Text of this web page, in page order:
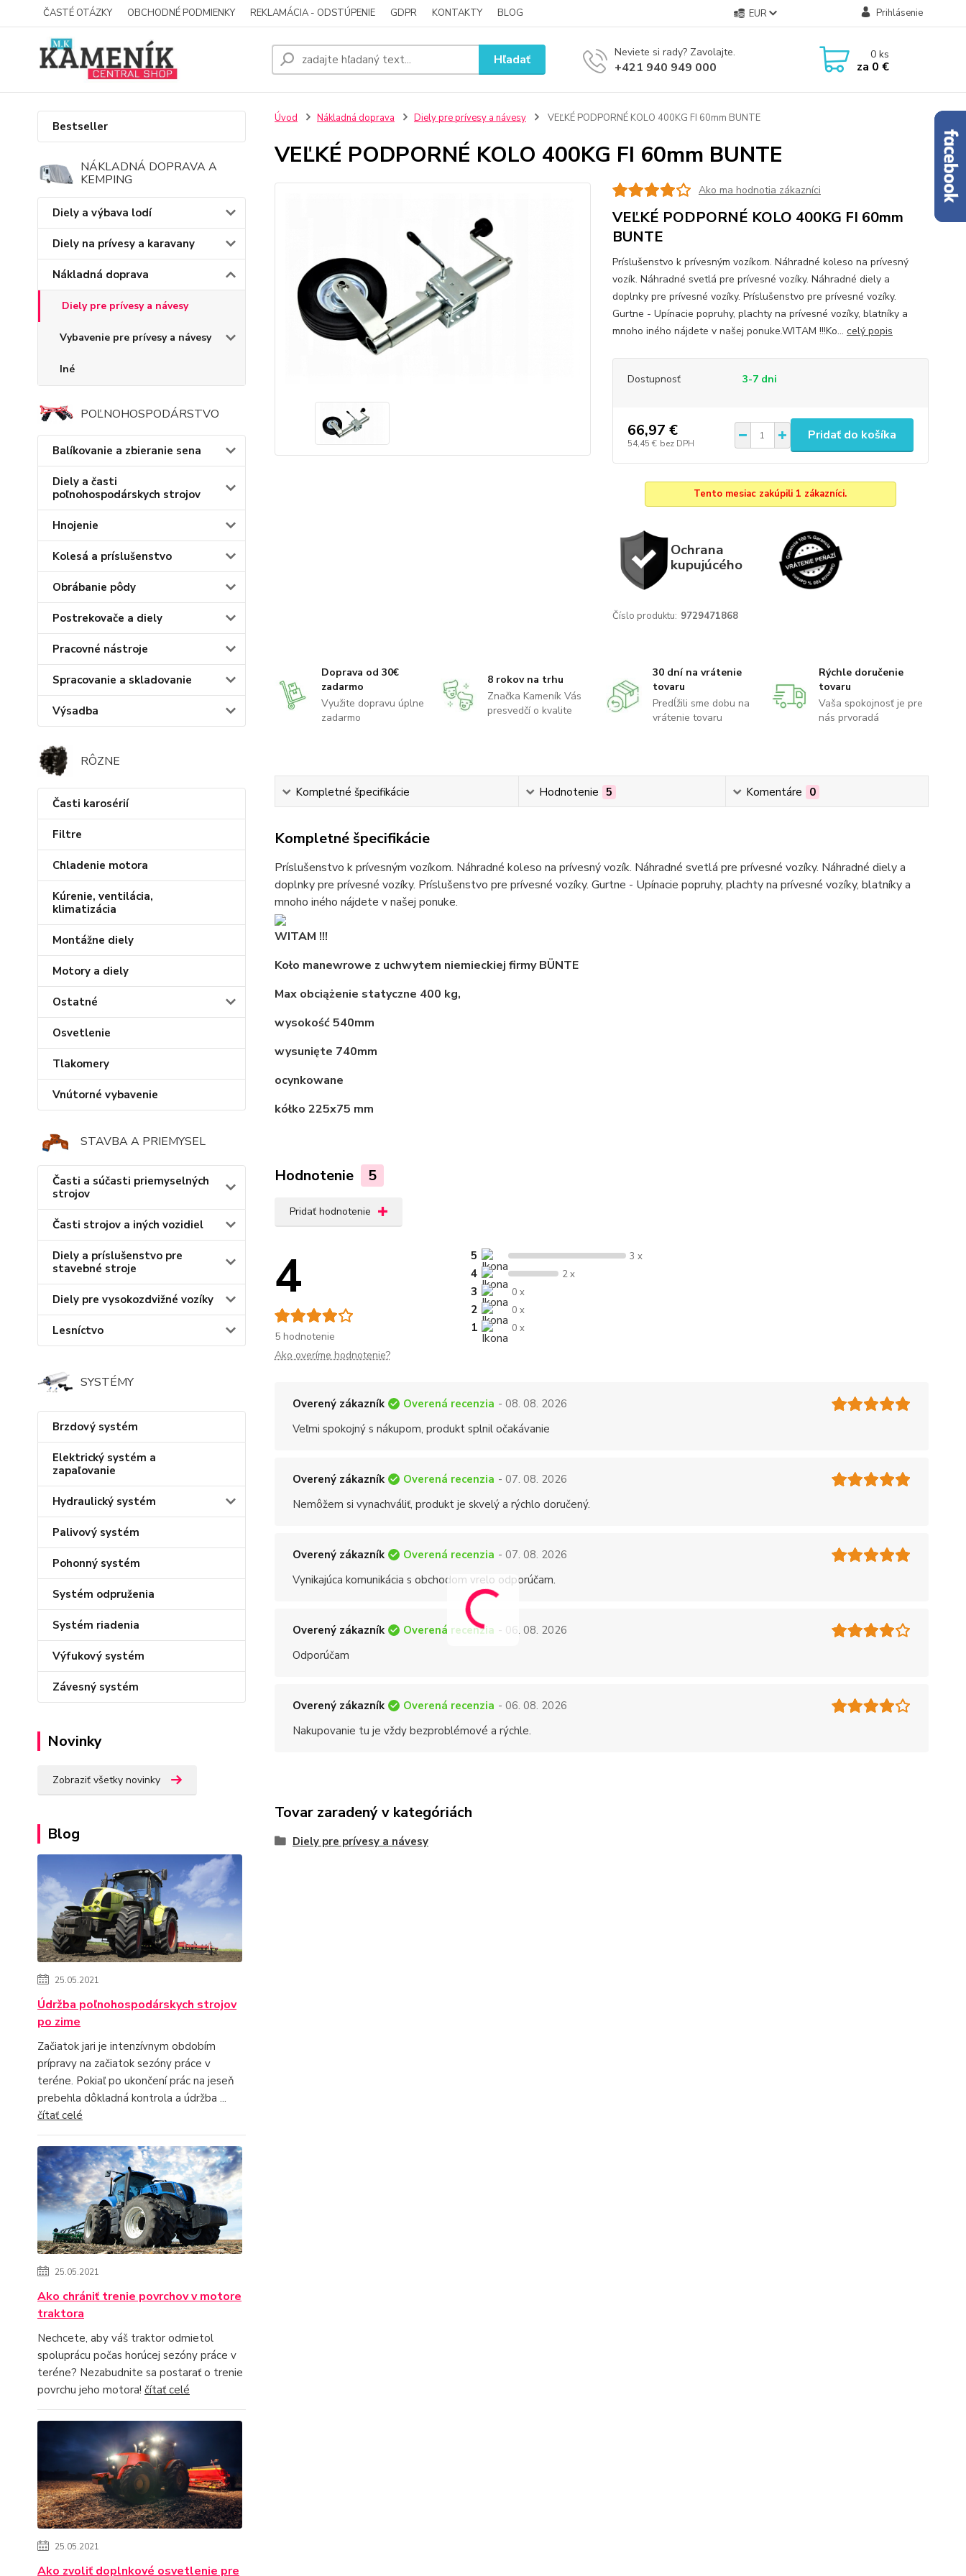
ČASTÉ OTÁZKY OBCHODNÉ PODMIENKY REKLAMÁCIA - ODSTÚPENIE GDPR KONTAKTY BLOG EUR Prihlásenie
Hľadať Neviete si rady? Zavolajte.
+421 940 949 000
0ks
za 0 €
Bestseller
NÁKLADNÁ DOPRAVA A
KEMPING
Diely a výbava lodí
Diely na prívesy a karavany
Nákladná doprava
Diely pre prívesy a návesy
Vybavenie pre prívesy a návesy
Iné
POĽNOHOSPODÁRSTVO
Balíkovanie a zbieranie sena
Diely a časti
poľnohospodárskych strojov
Hnojenie
Kolesá a príslušenstvo
Obrábanie pôdy
Postrekovače a diely
Pracovné nástroje
Spracovanie a skladovanie
Výsadba
RÔZNE
Časti karosérií
Filtre
Chladenie motora
Kúrenie, ventilácia,
klimatizácia
Montážne diely
Motory a diely
Ostatné
Osvetlenie
Tlakomery
Vnútorné vybavenie
STAVBA A PRIEMYSEL
Časti a súčasti priemyselných
strojov
Časti strojov a iných vozidiel
Diely a príslušenstvo pre
stavebné stroje
Diely pre vysokozdvižné vozíky
Lesníctvo
SYSTÉMY
Brzdový systém
Elektrický systém a
zapaľovanie
Hydraulický systém
Palivový systém
Pohonný systém
Systém odpruženia
Systém riadenia
Výfukový systém
Závesný systém
Novinky
Zobraziť všetky novinky
Blog
25.05.2021
Údržba poľnohospodárskych strojov
po zime
Začiatok jari je intenzívnym obdobím
prípravy na začiatok sezóny práce v
teréne. Pokiaľ po ukončení prác na jeseň
prebehla dôkladná kontrola a údržba ...
čítať celé
25.05.2021
Ako chrániť trenie povrchov v motore
traktora
Nechcete, aby váš traktor odmietol
spoluprácu počas horúcej sezóny práce v
teréne? Nezabudnite sa postarať o trenie
povrchu jeho motora! čítať celé
25.05.2021
Ako zvoliť doplnkové osvetlenie pre
Úvod Nákladná doprava Diely pre prívesy a návesy VEĽKÉ PODPORNÉ KOLO 400KG FI 60mm BUNTE
VEĽKÉ PODPORNÉ KOLO 400KG FI 60mm BUNTE
Ako ma hodnotia zákazníci
VEĽKÉ PODPORNÉ KOLO 400KG FI 60mm
BUNTE
Príslušenstvo k prívesným vozíkom. Náhradné koleso na prívesný
vozík. Náhradné svetlá pre prívesné vozíky. Náhradné diely a
doplnky pre prívesné vozíky. Príslušenstvo pre prívesné vozíky.
Gurtne - Upínacie popruhy, plachty na prívesné vozíky, blatníky a
mnoho iného nájdete v našej ponuke.WITAM !!!Ko... celý popis
Dostupnosť 3-7 dni
66,97 €
54,45 € bez DPH
Pridať do košíka
Tento mesiac zakúpili 1 zákazníci.
Ochrana
kupujúcého
Číslo produktu: 9729471868
Doprava od 30€
zadarmo
Využite dopravu úplne
zadarmo
8 rokov na trhu
Značka Kameník Vás
presvedčí o kvalite
30 dní na vrátenie
tovaru
Predĺžili sme dobu na
vrátenie tovaru
Rýchle doručenie
tovaru
Vaša spokojnosť je pre
nás prvoradá
Kompletné špecifikácie Hodnotenie 5 Komentáre 0
Kompletné špecifikácie
Príslušenstvo k prívesným vozíkom. Náhradné koleso na prívesný vozík. Náhradné svetlá pre prívesné vozíky. Náhradné diely a
doplnky pre prívesné vozíky. Príslušenstvo pre prívesné vozíky. Gurtne - Upínacie popruhy, plachty na prívesné vozíky, blatníky a
mnoho iného nájdete v našej ponuke.
WITAM !!!
Koło manewrowe z uchwytem niemieckiej firmy BÜNTE
Max obciążenie statyczne 400 kg,
wysokość 540mm
wysunięte 740mm
ocynkowane
kółko 225x75 mm
Hodnotenie 5
Pridať hodnotenie
4
5 hodnotenie
5 3 x
4 2 x
3 0 x
2 0 x
1 0 x
Ako overíme hodnotenie?
Overený zákazník Overená recenzia - 08. 08. 2026
Veľmi spokojný s nákupom, produkt splnil očakávanie
Overený zákazník Overená recenzia - 07. 08. 2026
Nemôžem si vynachváliť, produkt je skvelý a rýchlo doručený.
Overený zákazník Overená recenzia - 07. 08. 2026
Vynikajúca komunikácia s obchodom vrelo odporúčam.
Overený zákazník Overená recenzia - 06. 08. 2026
Odporúčam
Overený zákazník Overená recenzia - 06. 08. 2026
Nakupovanie tu je vždy bezproblémové a rýchle.
Tovar zaradený v kategóriách
Diely pre prívesy a návesy